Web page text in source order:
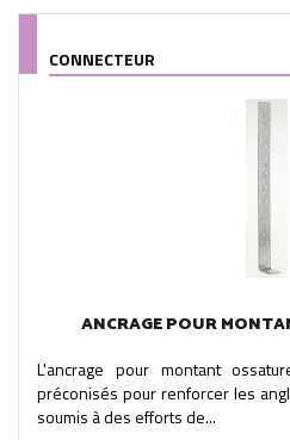
CONNECTEUR
ANCRAGE POUR
L'ancrage pour montant
préconisés pour renforcer les
soumis à des efforts de...